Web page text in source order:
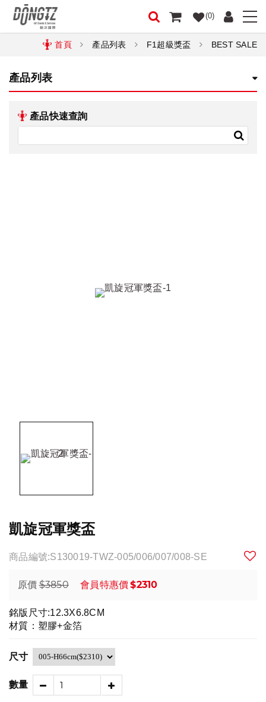
(0)
首頁 產品列表 F1超級獎盃 BEST SALE
產品列表
產品快速查詢
凱旋冠軍獎盃
商品編號:S130019-TWZ-005/006/007/008-SE
原價 $3850 會員特惠價$2310
銘版尺寸:12.3X6.8CM
材質：塑膠+金箔
尺寸
數量